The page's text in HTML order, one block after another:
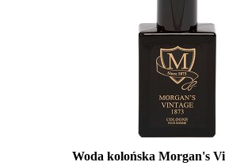
Woda kolońska Morgan's